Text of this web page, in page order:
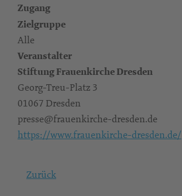
Zugang
Zielgruppe
Alle
Veranstalter
Stiftung Frauenkirche Dresden
Georg-Treu-Platz 3
01067 Dresden
presse@frauenkirche-dresden.de
https://www.frauenkirche-dresden.de/
Zurück